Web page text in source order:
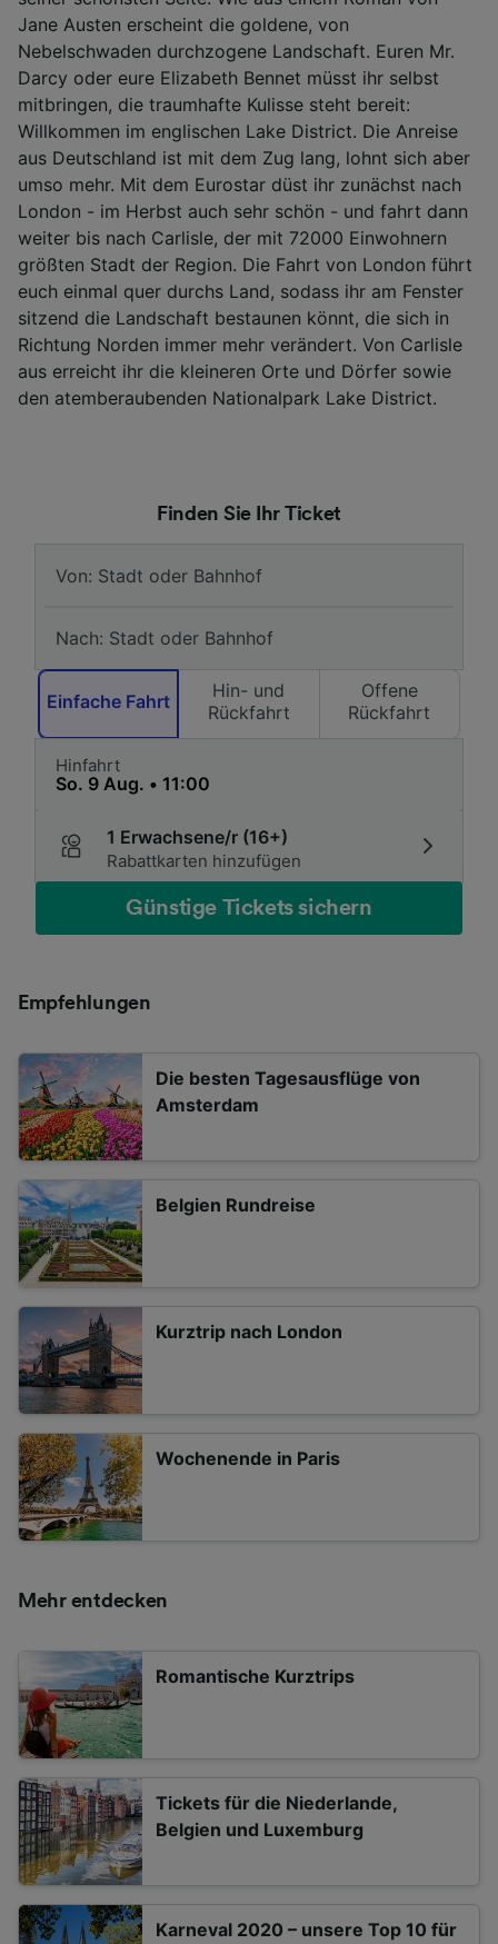
Jane Austen erscheint die goldene, von
Nebelschwaden durchzogene Landschaft. Euren Mr.
Darcy oder eure Elizabeth Bennet müsst ihr selbst
mitbringen, die traumhafte Kulisse steht bereit:
Willkommen im englischen Lake District. Die Anreise
aus Deutschland ist mit dem Zug lang, lohnt sich aber
umso mehr. Mit dem Eurostar düst ihr zunächst nach
London - im Herbst auch sehr schön - und fahrt dann
weiter bis nach Carlisle, der mit 72000 Einwohnern
größten Stadt der Region. Die Fahrt von London führt
euch einmal quer durchs Land, sodass ihr am Fenster
sitzend die Landschaft bestaunen könnt, die sich in
Richtung Norden immer mehr verändert. Von Carlisle
aus erreicht ihr die kleineren Orte und Dörfer sowie
den atemberaubenden Nationalpark Lake District.
Finden Sie Ihr Ticket
Einfache Fahrt
Hin- und
Rückfahrt
Offene
Rückfahrt
Hinfahrt
1 Erwachsene/r (16+)
Rabattkarten hinzufügen
Günstige Tickets sichern
Empfehlungen
Die besten Tagesausflüge von
Amsterdam
Belgien Rundreise
Kurztrip nach London
Wochenende in Paris
Mehr entdecken
Romantische Kurztrips
Tickets für die Niederlande,
Belgien und Luxemburg
Karneval 2020 – unsere Top 10 für
Liste der Partner (Lieferanten)